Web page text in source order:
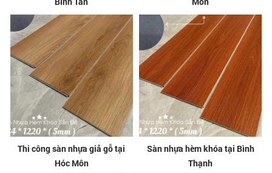
Thi công sàn nhựa giả gỗ tại
Hóc Môn
Sàn nhựa hèm khóa tại Bình
Thạnh